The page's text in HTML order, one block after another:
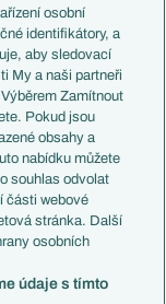
osobní
identifikátory, a
aby sledovací
My a naši partneři
Zamítnout
Pokud jsou
obsahy a
nabídku můžete
souhlas odvolat
části webové
stránka. Další
osobních
údaje s tímto